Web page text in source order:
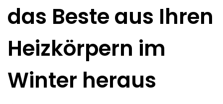
das Beste aus Ihren
Heizkörpern im
Winter heraus